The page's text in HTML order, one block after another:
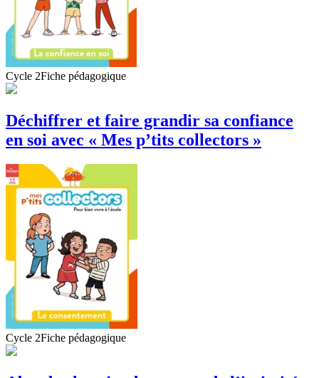
Cycle 2Fiche pédagogique
Déchiffrer et faire grandir sa confiance
en soi avec « Mes p’tits collectors »
Cycle 2Fiche pédagogique